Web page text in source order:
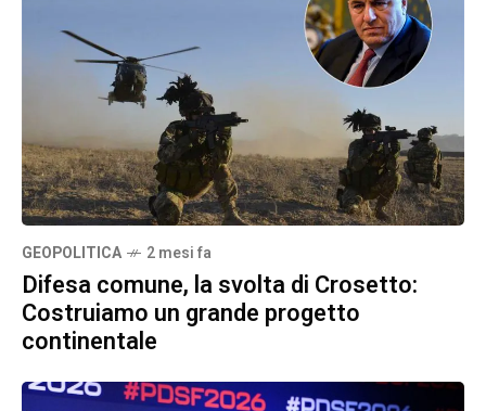
GEOPOLITICA 2 mesi fa
Difesa comune, la svolta di Crosetto:
Costruiamo un grande progetto
continentale